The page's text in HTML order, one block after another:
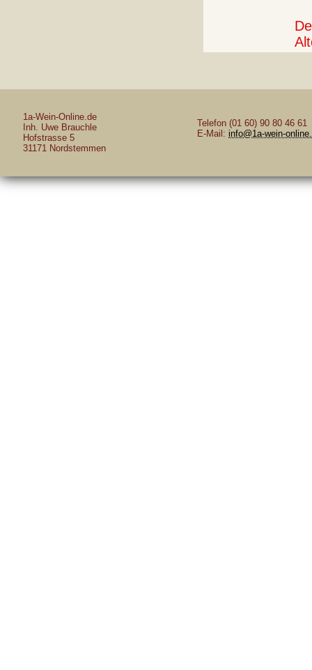
1a-Wein-Online.de
Inh. Uwe Brauchle
Hofstrasse 5
31171 Nordstemmen
Telefon (01 60) 90 80 46 61
E-Mail: info@1a-wein-